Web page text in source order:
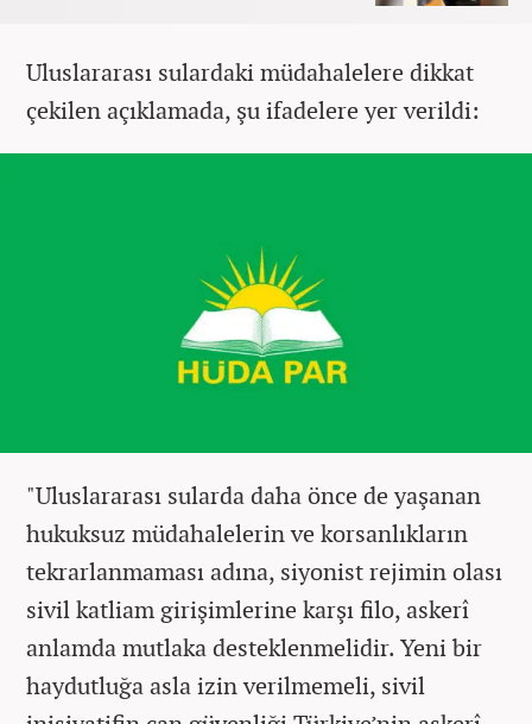
Uluslararası sulardaki müdahalelere dikkat
çekilen açıklamada, şu ifadelere yer verildi:
"Uluslararası sularda daha önce de yaşanan
hukuksuz müdahalelerin ve korsanlıkların
tekrarlanmaması adına, siyonist rejimin olası
sivil katliam girişimlerine karşı filo, askerî
anlamda mutlaka desteklenmelidir. Yeni bir
haydutluğa asla izin verilmemeli, sivil